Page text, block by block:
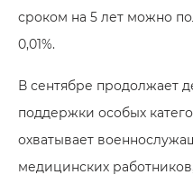
сроком на 5 лет можно
0,01%.
В сентябре продолжает
поддержки особых
охватывает
медицинских